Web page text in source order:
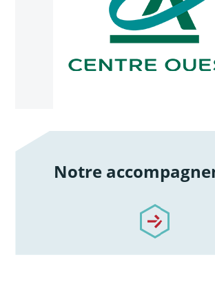
Notre
/notre-accompagnement